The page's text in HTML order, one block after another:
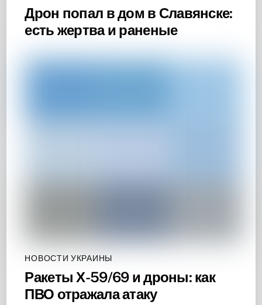
Дрон попал в дом в Славянске:
есть жертва и раненые
НОВОСТИ УКРАИНЫ
Ракеты Х-59/69 и дроны: как
ПВО отражала атаку